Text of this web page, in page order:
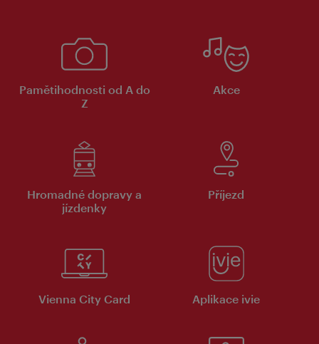
Pamětihodnosti od A do
Z
Akce
Hromadné dopravy a
jízdenky
Příjezd
Vienna City Card Aplikace ivie